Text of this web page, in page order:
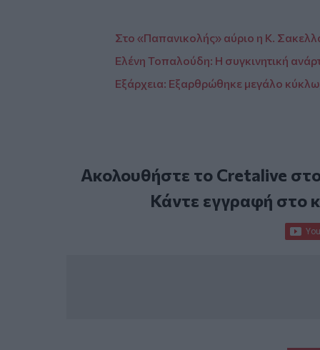
Στο «Παπανικολής» αύριο η Κ.
Ελένη Τοπαλούδη: Η συγκινητική
Εξάρχεια: Εξαρθρώθηκε μεγάλο
Ακολουθήστε το Cretalive
Κάντε εγγραφή στο